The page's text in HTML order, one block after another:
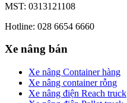
MST: 0313121108
Hotline: 028 6654 6660
Xe nâng bán
Xe nâng Container hàng
Xe nâng container rỗng
Xe nâng điện Reach truck